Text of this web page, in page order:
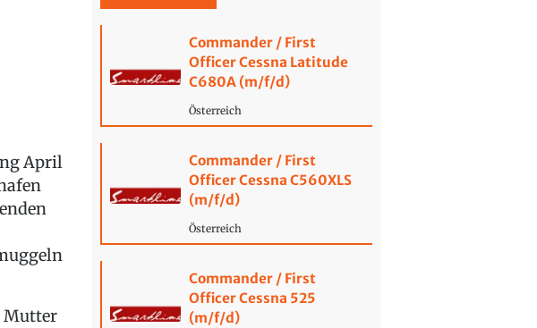
April
Mutter
Commander / First
Officer Cessna Latitude
C680A (m/f/d)
Österreich
Commander / First
Officer Cessna C560XLS
(m/f/d)
Österreich
Commander / First
Officer Cessna 525
(m/f/d)